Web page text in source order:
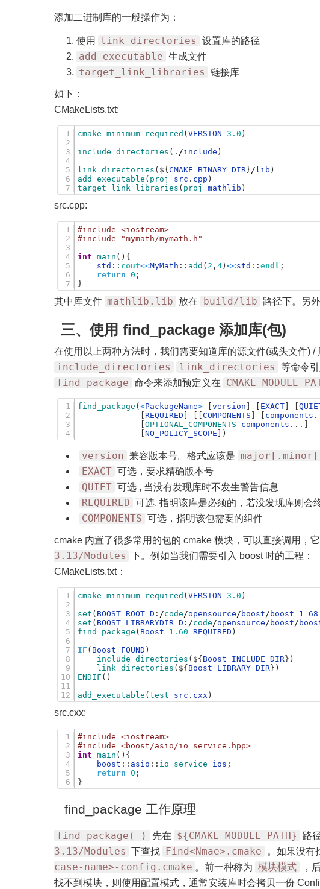
添加二进制库的一般操作为：
使用 link_directories 设置库的路径
add_executable 生成文件
target_link_libraries 链接库
如下：
CMakeLists.txt:
1
2
3
4
5
6
7
cmake_minimum_required ( VERSION 3.0 )
include_directories ( . /include )
link_directories ( ${ CMAKE_BINARY_DIR} / lib )
add_executable ( proj src . cpp )
target_link_libraries ( proj mathlib )
src.cpp:
1
2
3
4
5
6
7
#include <iostream>
#include "mymath/mymath.h"
int main ( ) {
std : : cout<<MyMath : : add ( 2 , 4) <<std : : endl ;
return 0 ;
}
其中库文件 mathlib.lib 放在 build/lib 路径下。另
三、使用 find_package 添加库(包)
在使用以上两种方法时，我们需要知道库的源文件(或头文件)
include_directories link_directories 等命令
find_package 命令来添加预定义在
1
2
3
4
find_package ( <PackageName> version EXACT]
REQUIRED COMPONENTS components .
OPTIONAL_COMPONENTS components . . .
NO_POLICY_SCOPE )
version 兼容版本号。格式应该是
EXACT 可选，要求精确版本号
QUIET 可选 , 当没有发现库时不发生警告信息
REQUIRED 可选, 指明该库是必须的，若没发现库则会
COMPONENTS 可选，指明该包需要的组件
cmake 内置了很多常用的包的 cmake 模块，可以直接调用，
3.13/Modules 下。例如当我们需要引入 boost 时的工程：
CMakeLists.txt：
1
2
3
4
5
6
7
8
9
10
11
12
cmake_minimum_required ( VERSION 3.0 )
set ( BOOST_ROOT D : /code /opensource / boost /
set ( BOOST_LIBRARYDIR D : /code /opensource / boost /
find_package ( Boost 1.60 REQUIRED )
IF ( Boost_FOUND )
include_directories ( ${ Boost_INCLUDE_DIR} )
link_directories ( ${ Boost_LIBRARY_DIR} )
ENDIF ( )
add_executable ( test src . cxx )
src.cxx:
1
2
3
4
5
6
#include <iostream>
#include <boost/asio/io_service.hpp>
int main ( ) {
boost : : asio : : io_service ios ;
return 0 ;
}
find_package 工作原理
find_package( ) 先在 ${CMAKE_MODULE_PATH} 路
3.13/Modules 下查找 Find<Nmae>.cmake 。如果没有
case-name>-config.cmake 。前一种称为 模块模式 ，
找不到模块，则使用配置模式，通常安装库时会拷贝一份